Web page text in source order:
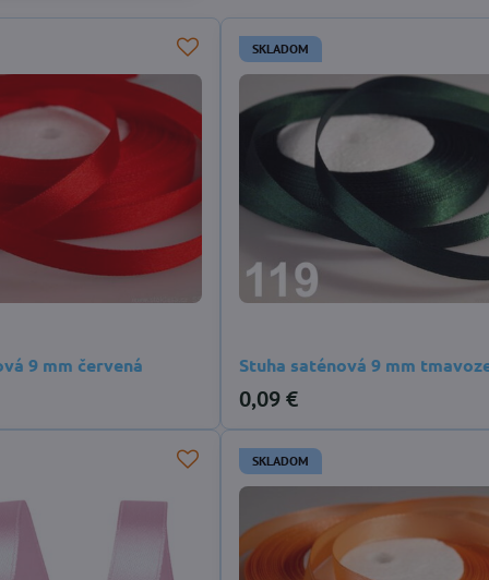
9 mm červená
SKLADOM
Stuha saténová 9 mm
0,09 €
SKLADOM